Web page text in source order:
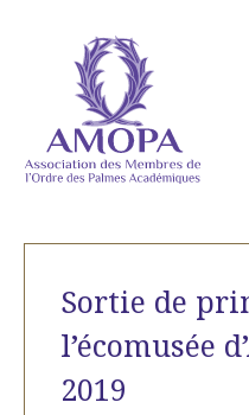
contenu
Sortie de
l’écomusée
2019